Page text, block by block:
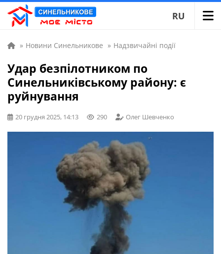
RU
» Новини Синельникове » Надзвичайні події
Удар безпілотником по
Синельниківському району: є
руйнування
20 грудня 2025, 14:13 290 Олег Шевченко